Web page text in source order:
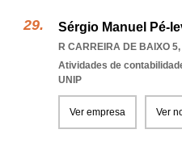
Sérgio Manuel Pé-
R CARREIRA DE BAIXO
Atividades de
UNIP
Ver empresa Ver